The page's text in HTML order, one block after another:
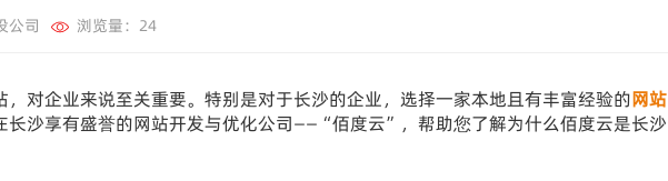
公司 浏览量：24
对企业来说至关重要。特别是对于长沙的企业，选择一家本地且有丰富经验的网站
长沙享有盛誉的网站开发与优化公司——“佰度云”，帮助您了解为什么佰度云是长沙